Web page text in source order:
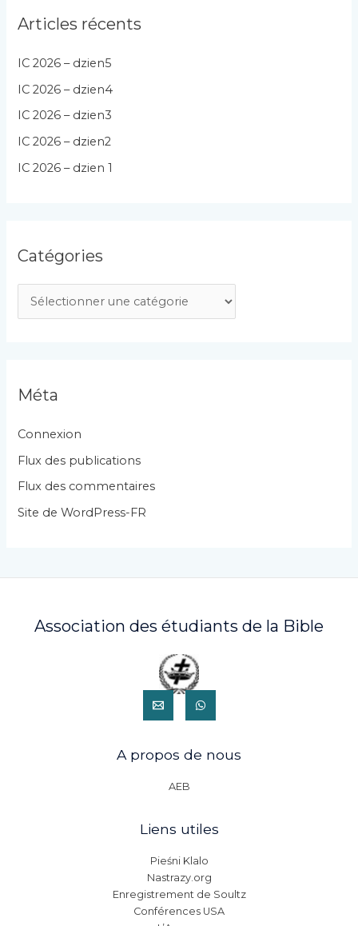
Articles récents
IC 2026 – dzien5
IC 2026 – dzien4
IC 2026 – dzien3
IC 2026 – dzien2
IC 2026 – dzien 1
Catégories
a
g
r
i
e
Méta
Connexion
Flux des publications
Flux des commentaires
Site de WordPress-FR
Association des étudiants de la Bible
A propos de nous
AEB
Liens utiles
Pieśni Klalo
Nastrazy.org
Enregistrement de Soultz
Conférences USA